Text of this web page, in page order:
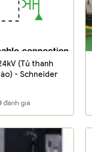
(Tủ thanh
- Schneider
đánh giá